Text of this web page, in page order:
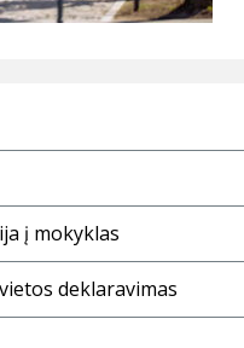
į mokyklas
deklaravimas